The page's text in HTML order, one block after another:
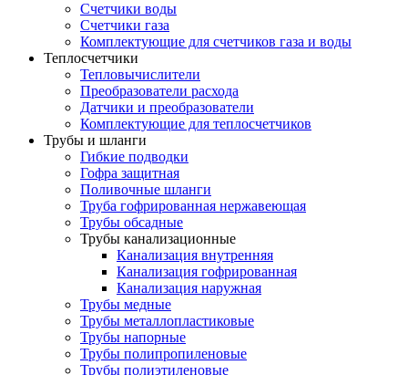
Счетчики воды
Счетчики газа
Комплектующие для счетчиков газа и воды
Теплосчетчики
Тепловычислители
Преобразователи расхода
Датчики и преобразователи
Комплектующие для теплосчетчиков
Трубы и шланги
Гибкие подводки
Гофра защитная
Поливочные шланги
Труба гофрированная нержавеющая
Трубы обсадные
Трубы канализационные
Канализация внутренняя
Канализация гофрированная
Канализация наружная
Трубы медные
Трубы металлопластиковые
Трубы напорные
Трубы полипропиленовые
Трубы полиэтиленовые